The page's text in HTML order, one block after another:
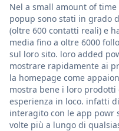
Nel a small amount of
popup sono stati in grado
(oltre 600 contatti reali) e
media fino a oltre 6000
sul loro sito. loro added
mostrare rapidamente ai
la homepage come
mostra bene i loro
esperienza in loco. infatti
interagito con le app powr
volte più a lungo di